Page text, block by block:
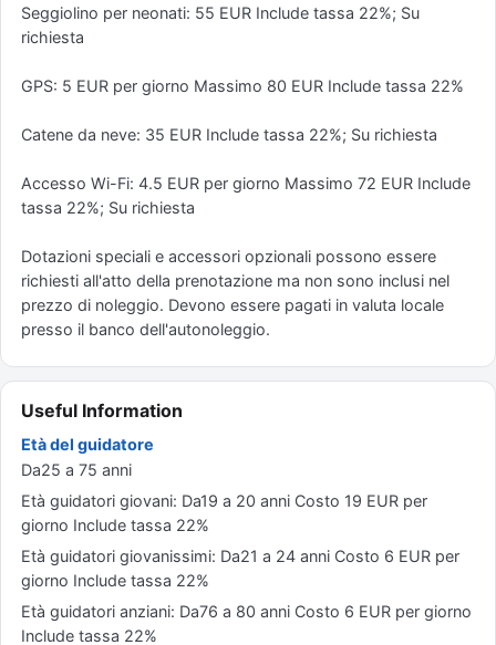
Seggiolino per neonati: 55 EUR Include tassa 22%; Su
richiesta
GPS: 5 EUR per giorno Massimo 80 EUR Include tassa 22%
Catene da neve: 35 EUR Include tassa 22%; Su richiesta
Accesso Wi-Fi: 4.5 EUR per giorno Massimo 72 EUR Include
tassa 22%; Su richiesta
Dotazioni speciali e accessori opzionali possono essere
richiesti all'atto della prenotazione ma non sono inclusi nel
prezzo di noleggio. Devono essere pagati in valuta locale
presso il banco dell'autonoleggio.
Useful Information
Età del guidatore
Da25 a 75 anni
Età guidatori giovani: Da19 a 20 anni Costo 19 EUR per
giorno Include tassa 22%
Età guidatori giovanissimi: Da21 a 24 anni Costo 6 EUR per
giorno Include tassa 22%
Età guidatori anziani: Da76 a 80 anni Costo 6 EUR per giorno
Include tassa 22%